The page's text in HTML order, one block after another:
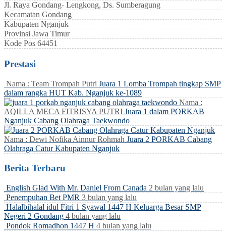
Jl. Raya Gondang- Lengkong, Ds. Sumberagung
Kecamatan Gondang
Kabupaten Nganjuk
Provinsi Jawa Timur
Kode Pos 64451
Prestasi
Nama : Team Trompah Putri Juara 1 Lomba Trompah tingkap SMP
dalam rangka HUT Kab. Nganjuk ke-1089
Nama :
AQILLA MECA FITRISYA PUTRI Juara 1 dalam PORKAB
Nganjuk Cabang Olahraga Taekwondo
Nama : Dewi Nofika Ainnur Rohmah Juara 2 PORKAB Cabang
Olahraga Catur Kabupaten Nganjuk
Berita Terbaru
English Glad With Mr. Daniel From Canada 2 bulan yang lalu
Penempuhan Bet PMR 3 bulan yang lalu
Halalbihalal idul Fitri 1 Syawal 1447 H Keluarga Besar SMP
Negeri 2 Gondang 4 bulan yang lalu
Pondok Romadhon 1447 H 4 bulan yang lalu